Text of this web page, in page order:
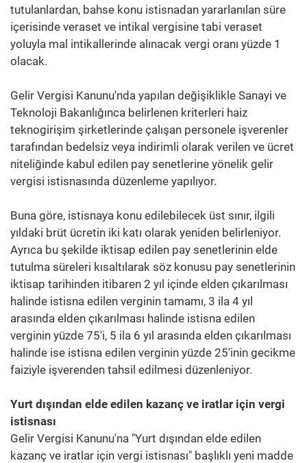
tutulanlardan, bahse konu istisnadan yararlanılan süre
içerisinde veraset ve intikal vergisine tabi veraset
yoluyla mal intikallerinde alınacak vergi oranı yüzde 1
olacak.
Gelir Vergisi Kanunu'nda yapılan değişiklikle Sanayi ve
Teknoloji Bakanlığınca belirlenen kriterleri haiz
teknogirişim şirketlerinde çalışan personele işverenler
tarafından bedelsiz veya indirimli olarak verilen ve ücret
niteliğinde kabul edilen pay senetlerine yönelik gelir
vergisi istisnasında düzenleme yapılıyor.
Buna göre, istisnaya konu edilebilecek üst sınır, ilgili
yıldaki brüt ücretin iki katı olarak yeniden belirleniyor.
Ayrıca bu şekilde iktisap edilen pay senetlerinin elde
tutulma süreleri kısaltılarak söz konusu pay senetlerinin
iktisap tarihinden itibaren 2 yıl içinde elden çıkarılması
halinde istisna edilen verginin tamamı, 3 ila 4 yıl
arasında elden çıkarılması halinde istisna edilen
verginin yüzde 75'i, 5 ila 6 yıl arasında elden çıkarılması
halinde ise istisna edilen verginin yüzde 25'inin gecikme
faiziyle işverenden tahsil edilmesi düzenleniyor.
Yurt dışından elde edilen kazanç ve iratlar için vergi
istisnası
Gelir Vergisi Kanunu'na "Yurt dışından elde edilen
kazanç ve iratlar için vergi istisnası" başlıklı yeni madde